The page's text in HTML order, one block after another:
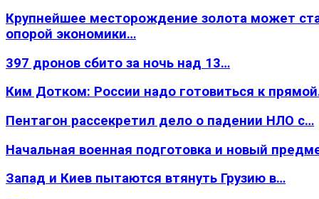
Крупнейшее месторождение золота может
опорой экономики…
397 дронов сбито за ночь над 13…
Ким Дотком: России надо готовиться к
Пентагон рассекретил дело о падении НЛО с…
Начальная военная подготовка и новый
Запад и Киев пытаются втянуть Грузию в…